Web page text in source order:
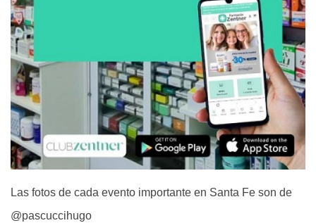
Las fotos de cada evento importante en Santa Fe son de
@pascuccihugo